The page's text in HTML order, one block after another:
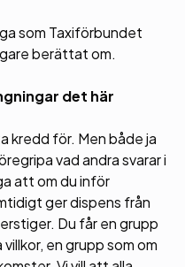
som Taxiförbundet
berättat om.
det här
kredd för. Men både ja
vad andra svarar i
att om du inför
ger dispens från
Du får en grupp
en grupp som om